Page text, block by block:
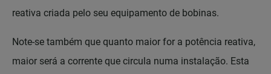
reativa criada pelo seu equipamento de bobinas.
Note-se também que quanto maior for a potência reativa,
maior será a corrente que circula numa instalação. Esta